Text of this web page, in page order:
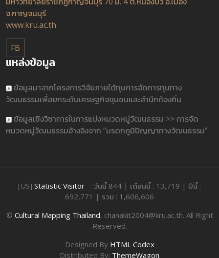
จ.กาญจนบุรี
www.kru.ac.th
FB
แหล่งข้อมูล
ข้อมูลมาจากโครงการวิจัยภายใต้ทุนการจัดการทุนทาง
วัฒนธรรมเพื่อยกระดับเศรษฐกิจชุมชนและสำนึกท้องถิ่น
ข้อมูลเชิงวิชาการในการแบ่งหมวดหมู่วัฒนธรรม >> การจัด
หมวดหมู่วัฒนธรรมอ้างอิงจาก “มรดกภูมิปัญญาทางวัฒนธรรม”
[US] Statistic Visitor : วันนี้ 844 | เดือนนี้ : 13,719 | ปีนี้ :
692,771 | รวม : 1,606,606
© Cultural Mapping Thailand, chanakit2004@kru.ac.th. All Right
Reserved.
Designed By HTML Codex
Distributed By: ThemeWagon